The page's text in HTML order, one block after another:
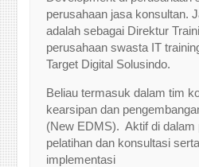
perusahaan jasa konsultan.
adalah sebagai Direktur
perusahaan swasta IT
Target Digital Solusindo.
Beliau termasuk dalam tim
kearsipan dan
(New EDMS). Aktif di dalam
pelatihan dan konsultasi
implementasi